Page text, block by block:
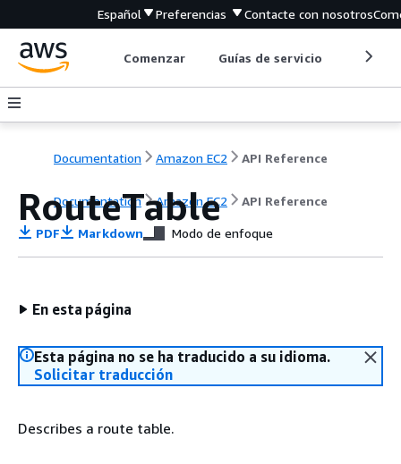
Español Preferencias Contacte con nosotros
Comenzar Guías de servicio
Documentation Amazon EC2 API Reference
Documentation Amazon EC2 API Reference
RouteTable
PDF Markdown Modo de enfoque
En esta página
Esta página no se ha traducido a su idioma.
Solicitar traducción
Describes a route table.